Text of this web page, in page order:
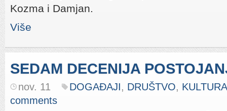
Kozma i Damjan.
Više
SEDAM DECENIJA
nov. 11 DOGAĐAJI, DRUŠTVO, KULTURA
comments